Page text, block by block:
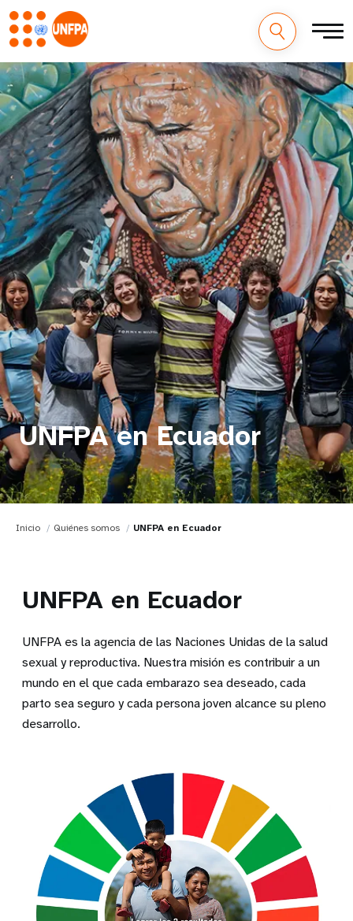
UNFPA en Ecuador
Inicio Quiénes somos UNFPA en Ecuador
UNFPA en Ecuador
UNFPA es la agencia de las Naciones Unidas de la salud
sexual y reproductiva. Nuestra misión es contribuir a un
mundo en el que cada embarazo sea deseado, cada
parto sea seguro y cada persona joven alcance su pleno
desarrollo.